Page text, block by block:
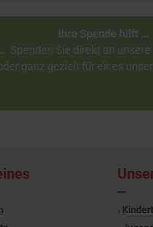
Ihre Spende hilft …
… Spenden Sie direkt an
ganz gezielt für eines